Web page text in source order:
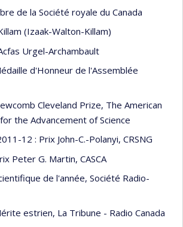
de la Société royale du Canada
(Izaak-Walton-Killam)
Urgel-Archambault
d'Honneur de l'Assemblée
Cleveland Prize, The American
the Advancement of Science
12 : Prix John-C.-Polanyi, CRSNG
Peter G. Martin, CASCA
de l'année, Société Radio-
estrien, La Tribune - Radio Canada